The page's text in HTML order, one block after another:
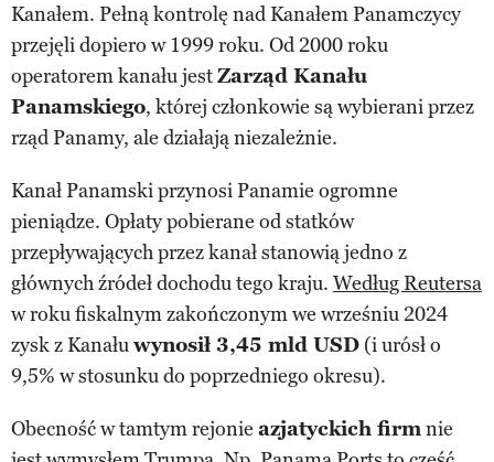
Kanałem. Pełną kontrolę nad Kanałem Panamczycy
przejęli dopiero w 1999 roku. Od 2000 roku
operatorem kanału jestZarząd Kanału
Panamskiego, której członkowie są wybierani przez
rząd Panamy, ale działają niezależnie.
Kanał Panamski przynosi Panamie ogromne
pieniądze. Opłaty pobierane od statków
przepływających przez kanał stanowią jedno z
głównych źródeł dochodu tego kraju. Według Reutersa
w roku fiskalnym zakończonym we wrześniu 2024
zysk z Kanałuwynosił 3,45 mld USD (i urósł o
9,5% w stosunku do poprzedniego okresu).
Obecność w tamtym rejonie azjatyckich firmnie